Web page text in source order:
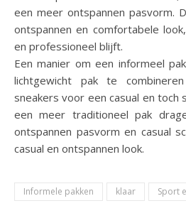
een meer ontspannen pasvorm.
ontspannen en comfortabele
en professioneel blijft.
Een manier om een informeel
lichtgewicht pak te
sneakers voor een casual en toch
een meer traditioneel pak
ontspannen pasvorm en casual
casual en ontspannen look.
Informele pakken klaar Sport